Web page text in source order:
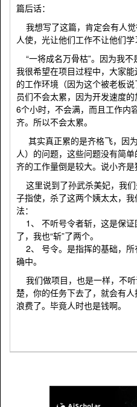
篇后话：
我想写了这篇，肯定会有人
人使，光让他们工作不让他们学
“一将成名万骨枯”。因为我不
我很希望在项目过程中，大家
的工作环境（因为这个被老板
员们不会太累，因为开发速度
6个小时，不会满，而且工作内
齐。所以不会太累。
其实真正累的是齐格飞，因
人）的问题，这些问题没有简
齐的工作量倒是较大。说小齐是
这里说到了孙武杀美妃，我
子指使，杀了这两个姨太太，
法：
1、 不听号令者斩，这是保
了，我也“斩”了两个。
2、 号令。是指挥的基础，所
确中。
我们做项目，也是一样，不
楚，你的任务下去了，就会有
浪费了。毕竟人时也是钱啊。